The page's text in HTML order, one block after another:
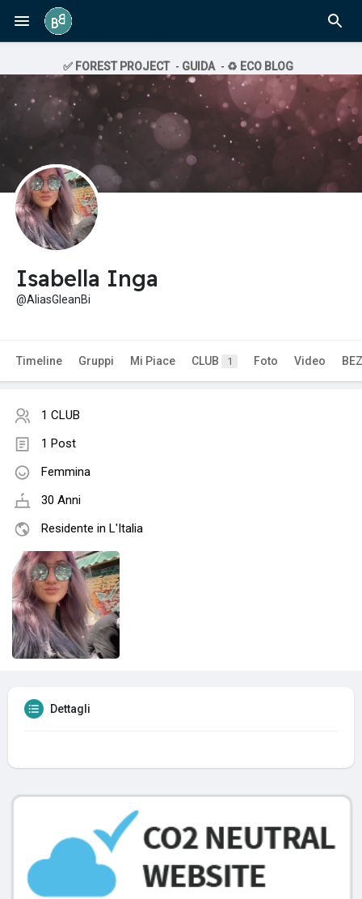
✅ FOREST PROJECT - GUIDA - ♻️ ECO BLOG
Isabella Inga
@AliasGleanBi
Timeline Gruppi Mi Piace CLUB 1 Foto Video BEZ
1 CLUB
1 Post
Femmina
30 Anni
Residente in L'Italia
Dettagli